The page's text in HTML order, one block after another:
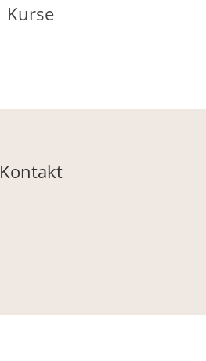
Kurse
Kontakt